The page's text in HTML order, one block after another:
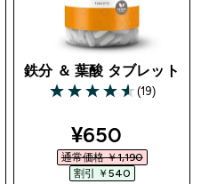
鉄分 ＆ 葉酸 タブレット
4.58 out of 5 stars
(19)
discounted
¥650‎
通常価格 ￥1,190‎
割引 ￥540‎